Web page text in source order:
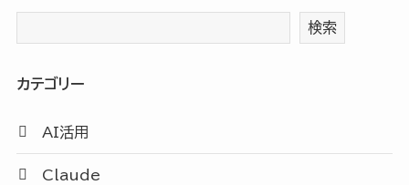
検索
カテゴリー
AI活用
Claude